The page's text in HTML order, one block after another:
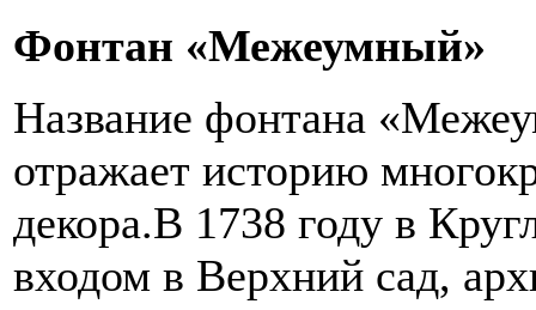
Фонтан «Межеумный»
Название фонтана
отражает историю
декора.В 1738 году в
входом в Верхний сад,